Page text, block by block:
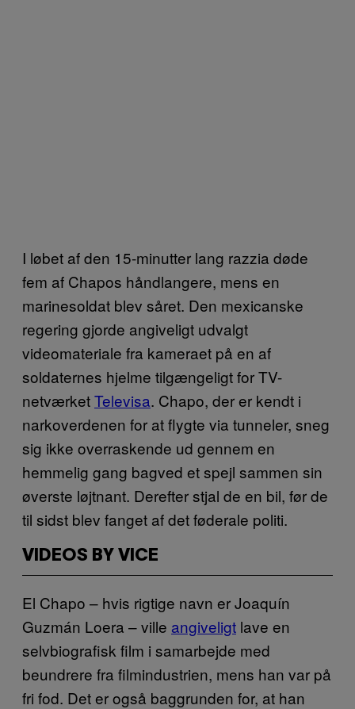
I løbet af den 15-minutter lang razzia døde
fem af Chapos håndlangere, mens en
marinesoldat blev såret. Den mexicanske
regering gjorde angiveligt udvalgt
videomateriale fra kameraet på en af
soldaternes hjelme tilgængeligt for TV-
netværketTelevisa. Chapo, der er kendt i
narkoverdenen for at flygte via tunneler, sneg
sig ikke overraskende ud gennem en
hemmelig gang bagved et spejl sammen sin
øverste løjtnant. Derefter stjal de en bil, før de
til sidst blev fanget af det føderale politi.
VIDEOS BY VICE
El Chapo – hvis rigtige navn er Joaquín
Guzmán Loera – ville angiveligt lave en
selvbiografisk film i samarbejde med
beundrere fra filmindustrien, mens han var på
fri fod. Det er også baggrunden for, at han